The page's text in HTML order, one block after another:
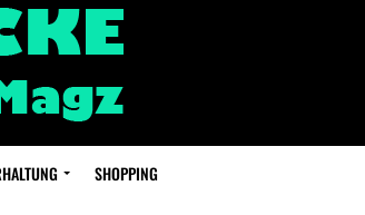
SHOPPING